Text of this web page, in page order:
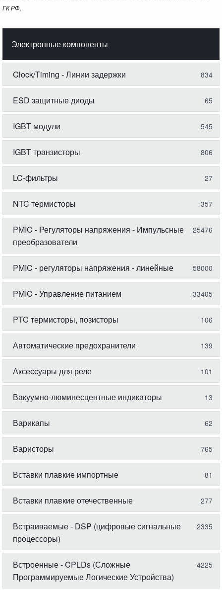
ГК РФ.
Электронные компоненты
Clock/Timing - Линии задержки 834
ESD защитные диоды 65
IGBT модули 545
IGBT транзисторы 806
LC-фильтры 27
NTC термисторы 357
PMIC - Регуляторы напряжения - Импульсные
преобразователи
25476
PMIC - регуляторы напряжения - линейные 58000
PMIC - Управление питанием 33405
PTC термисторы, позисторы 106
Автоматические предохранители 139
Аксессуары для реле 101
Вакуумно-люминесцентные индикаторы 13
Варикапы 62
Варисторы 765
Вставки плавкие импортные 81
Вставки плавкие отечественные 277
Встраиваемые - DSP (цифровые сигнальные
процессоры)
2335
Встроенные - CPLDs (Сложные
Программируемые Логические Устройства)
4225